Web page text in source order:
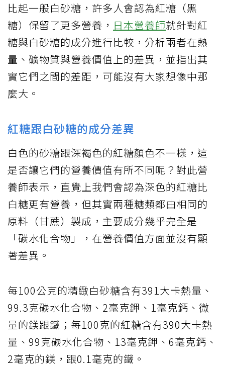
比起一般白砂糖，許多人會認為紅糖（黑
糖）保留了更多營養， 日本營養師就針對紅
糖與白砂糖的成分進行比較，分析兩者在熱
量、礦物質與營養價值上的差異，並指出其
實它們之間的差距，可能沒有大家想像中那
麼大。
紅糖跟白砂糖的成分差異
白色的砂糖跟深褐色的紅糖顏色不一樣，這
是否讓它們的營養價值有所不同呢？對此營
養師表示，直覺上我們會認為深色的紅糖比
白糖更有營養，但其實兩種糖類都由相同的
原料（甘蔗）製成，主要成分幾乎完全是
「碳水化合物」，在營養價值方面並沒有顯
著差異。
每100公克的精緻白砂糖含有391大卡熱量、
99.3克碳水化合物、2毫克鉀、1毫克鈣、微
量的鎂跟鐵；每100克的紅糖含有390大卡熱
量、99克碳水化合物、13毫克鉀、6毫克鈣、
2毫克的鎂，跟0.1毫克的鐵。